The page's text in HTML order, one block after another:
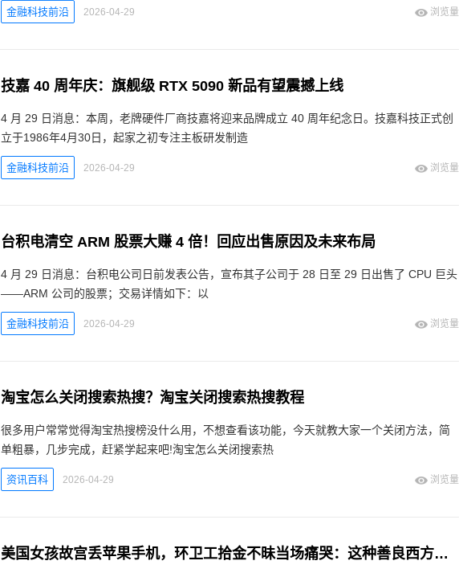
金融科技前沿 2026-04-29 浏览量
技嘉 40 周年庆：旗舰级 RTX 5090 新品有望震撼上线
4 月 29 日消息：本周，老牌硬件厂商技嘉将迎来品牌成立 40 周年纪念日。技嘉科技正式创
立于1986年4月30日，起家之初专注主板研发制造
金融科技前沿 2026-04-29 浏览量
台积电清空 ARM 股票大赚 4 倍！回应出售原因及未来布局
4 月 29 日消息：台积电公司日前发表公告，宣布其子公司于 28 日至 29 日出售了 CPU 巨头
——ARM 公司的股票；交易详情如下：以
金融科技前沿 2026-04-29 浏览量
淘宝怎么关闭搜索热搜？淘宝关闭搜索热搜教程
很多用户常常觉得淘宝热搜榜没什么用，不想查看该功能，今天就教大家一个关闭方法，简
单粗暴，几步完成，赶紧学起来吧!淘宝怎么关闭搜索热
资讯百科 2026-04-29 浏览量
美国女孩故宫丢苹果手机，环卫工拾金不昧当场痛哭：这种善良西方难遇